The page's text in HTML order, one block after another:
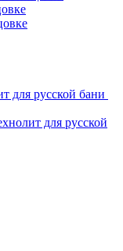
для русской бани
для русской